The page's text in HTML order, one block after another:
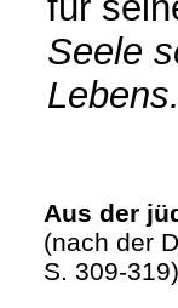
Seele
Aus der
(nach der
S. 309-